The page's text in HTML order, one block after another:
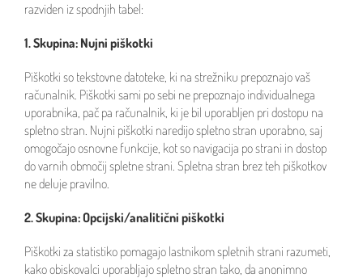
razviden iz spodnjih tabel:
1. Skupina: Nujni piškotki
Piškotki so tekstovne datoteke, ki na strežniku prepoznajo vaš
računalnik. Piškotki sami po sebi ne prepoznajo individualnega
uporabnika, pač pa računalnik, ki je bil uporabljen pri dostopu na
spletno stran. Nujni piškotki naredijo spletno stran uporabno, saj
omogočajo osnovne funkcije, kot so navigacija po strani in dostop
do varnih območij spletne strani. Spletna stran brez teh piškotkov
ne deluje pravilno.
2. Skupina: Opcijski/analitični piškotki
Piškotki za statistiko pomagajo lastnikom spletnih strani razumeti,
kako obiskovalci uporabljajo spletno stran tako, da anonimno